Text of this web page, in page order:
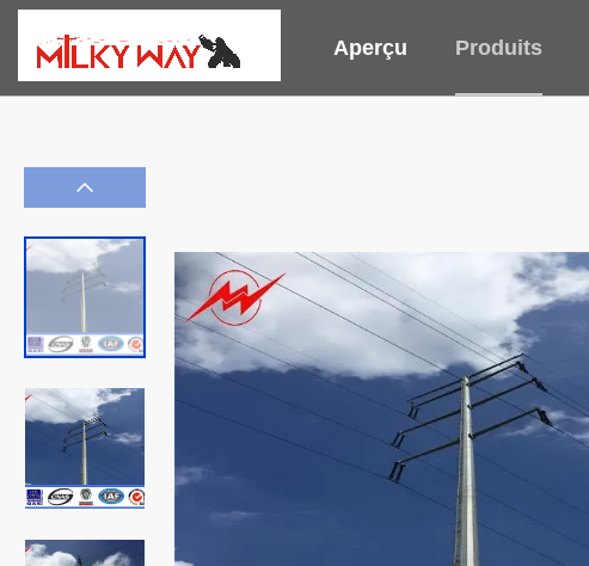
Aperçu Produits